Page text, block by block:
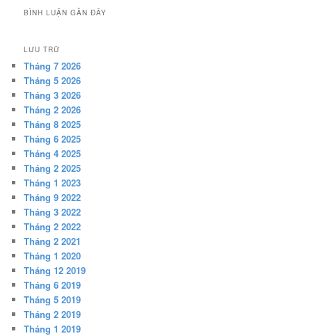
BÌNH LUẬN GẦN ĐÂY
LƯU TRỮ
Tháng 7 2026
Tháng 5 2026
Tháng 3 2026
Tháng 2 2026
Tháng 8 2025
Tháng 6 2025
Tháng 4 2025
Tháng 2 2025
Tháng 1 2023
Tháng 9 2022
Tháng 3 2022
Tháng 2 2022
Tháng 2 2021
Tháng 1 2020
Tháng 12 2019
Tháng 6 2019
Tháng 5 2019
Tháng 2 2019
Tháng 1 2019